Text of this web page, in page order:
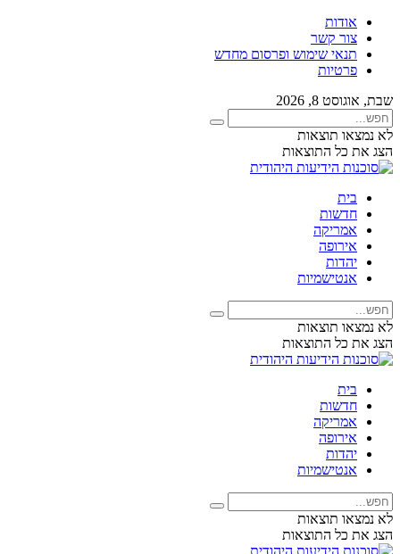
אודות
צור קשר
תנאי שימוש ופרסום מחדש
פרטיות
שבת, אוגוסט 8, 2026
לא נמצאו תוצאות
הצג את כל התוצאות
בית
חדשות
אמריקה
אירופה
יהדות
אנטישמיות
לא נמצאו תוצאות
הצג את כל התוצאות
בית
חדשות
אמריקה
אירופה
יהדות
אנטישמיות
לא נמצאו תוצאות
הצג את כל התוצאות